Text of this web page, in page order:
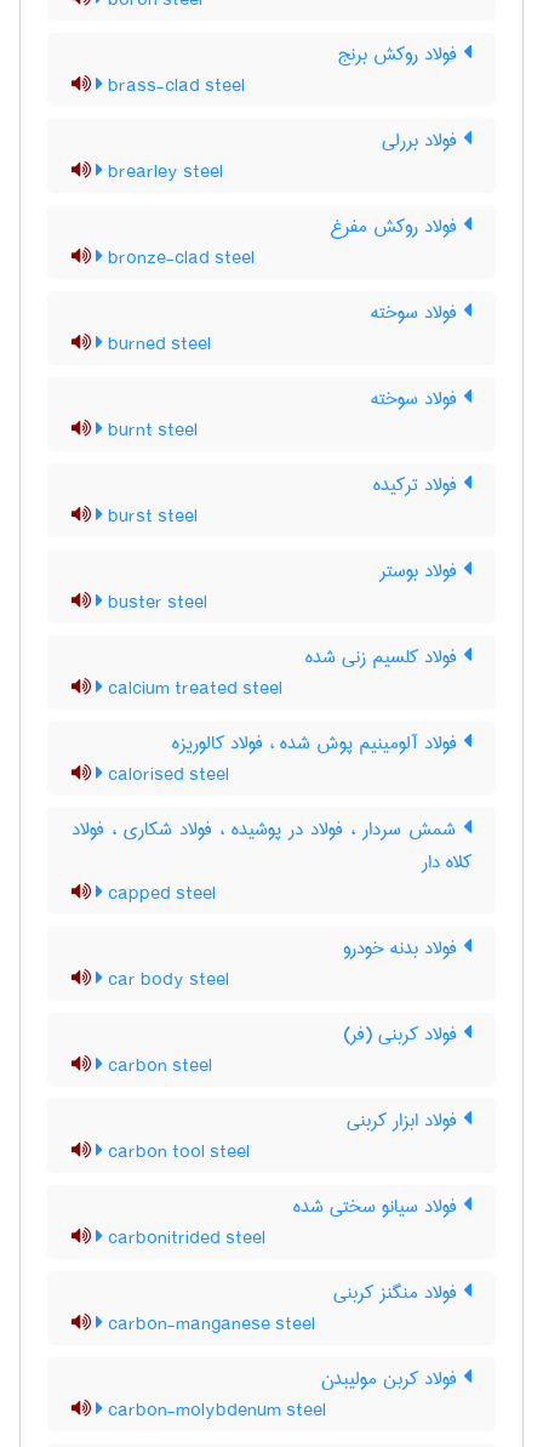
فولاد روکش برنج
brass-clad steel
فولاد بررلی
brearley steel
فولاد روکش مفرغ
bronze-clad steel
فولاد سوخته
burned steel
فولاد سوخته
burnt steel
فولاد ترکیده
burst steel
فولاد بوستر
buster steel
فولاد کلسیم زنی شده
calcium treated steel
فولاد آلومینیم پوش شده ، فولاد کالوریزه
calorised steel
شمش سردار ، فولاد در پوشیده ، فولاد شکاری ، فولاد
کلاه دار
capped steel
فولاد بدنه خودرو
car body steel
فولاد کربنی (فر)
carbon steel
فولاد ابزار کربنی
carbon tool steel
فولاد سیانو سختی شده
carbonitrided steel
فولاد منگنز کربنی
carbon-manganese steel
فولاد کربن مولیبدن
carbon-molybdenum steel